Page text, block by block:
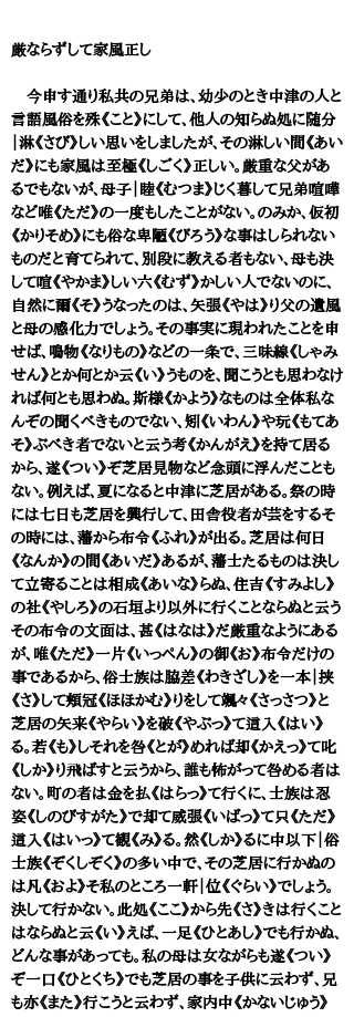
厳ならずして家風正し
今申す通り私共の兄弟は、幼少のとき中津の人と
言語風俗を殊《こと》にして、他人の知らぬ処に随分
｜淋《さび》しい思いをしましたが、その淋しい間《あい
だ》にも家風は至極《しごく》正しい。厳重な父があ
るでもないが、母子｜睦《むつま》じく暮して兄弟喧嘩
など唯《ただ》の一度もしたことがない。のみか、仮初
《かりそめ》にも俗な卑陋《びろう》な事はしられない
ものだと育てられて、別段に教える者もない、母も決
して喧《やかま》しい六《むず》かしい人でないのに、
自然に爾《そ》うなったのは、矢張《やは》り父の遺風
と母の感化力でしょう。その事実に現われたことを申
せば、鳴物《なりもの》などの一条で、三味線《しゃみ
せん》とか何とか云《い》うものを、聞こうとも思わなけ
れば何とも思わぬ。斯様《かよう》なものは全体私な
んぞの聞くべきものでない、矧《いわん》や玩《もてあ
そ》ぶべき者でないと云う考《かんがえ》を持て居る
から、遂《つい》ぞ芝居見物など念頭に浮んだことも
ない。例えば、夏になると中津に芝居がある。祭の時
には七日も芝居を興行して、田舎役者が芸をするそ
の時には、藩から布令《ふれ》が出る。芝居は何日
《なんか》の間《あいだ》あるが、藩士たるものは決し
て立寄ることは相成《あいな》らぬ、住吉《すみよし》
の社《やしろ》の石垣より以外に行くことならぬと云う
その布令の文面は、甚《はなは》だ厳重なようにある
が、唯《ただ》一片《いっぺん》の御《お》布令だけの
事であるから、俗士族は脇差《わきざし》を一本｜挟
《さ》して頬冠《ほほかむ》りをして颯々《さっさつ》と
芝居の矢来《やらい》を破《やぶっ》て這入《はい》
る。若《も》しそれを咎《とが》めれば却《かえっ》て叱
《しか》り飛ばすと云うから、誰も怖がって咎める者は
ない。町の者は金を払《はらっ》て行くに、士族は忍
姿《しのびすがた》で却て威張《いばっ》て只《ただ》
這入《はいっ》て観《み》る。然《しか》るに中以下｜俗
士族《ぞくしぞく》の多い中で、その芝居に行かぬの
は凡《およ》そ私のところ一軒｜位《ぐらい》でしょう。
決して行かない。此処《ここ》から先《さ》きは行くこと
はならぬと云《い》えば、一足《ひとあし》でも行かぬ、
どんな事があっても。私の母は女ながらも遂《つい》
ぞ一口《ひとくち》でも芝居の事を子供に云わず、兄
も亦《また》行こうと云わず、家内中《かないじゅう》